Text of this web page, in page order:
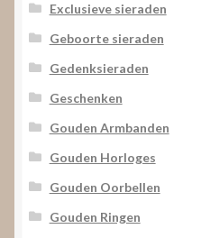
Exclusieve sieraden
Geboorte sieraden
Gedenksieraden
Geschenken
Gouden Armbanden
Gouden Horloges
Gouden Oorbellen
Gouden Ringen